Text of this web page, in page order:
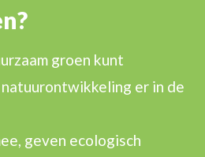
groen kunt
er in de
geven ecologisch